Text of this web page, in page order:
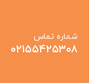
شماره تماس
۰۲۱۵۵۴۲۵۳۰۸